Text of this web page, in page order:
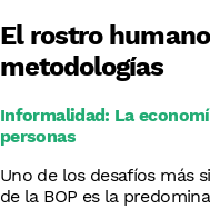
El rostro
metodologías
Informalidad: La
personas
Uno de los desafíos más
de la BOP es la